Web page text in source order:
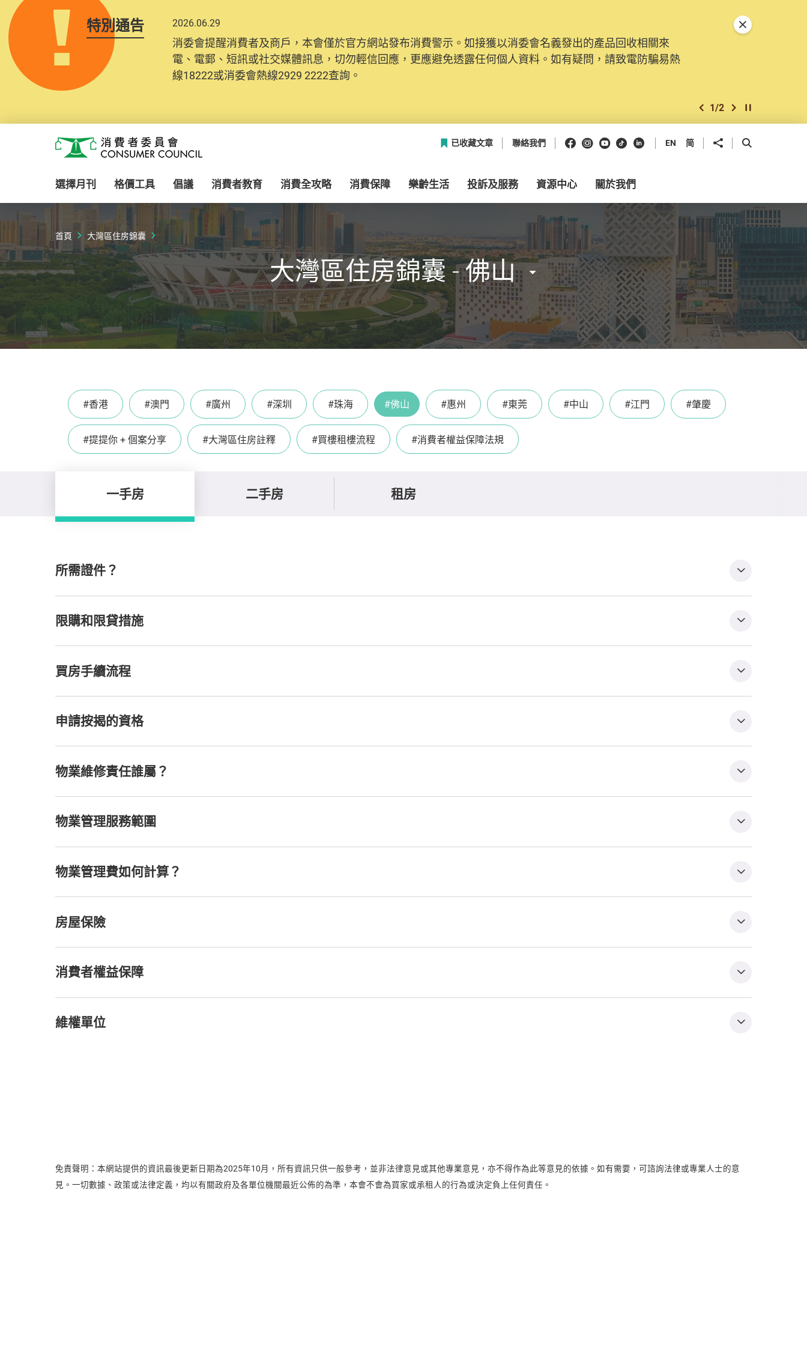
特別通告 2026.06.29
消委會提醒消費者及商戶，本會僅於官方網站發布消費警示。如接獲以消委會名義發出的產品回收相關來
電、電郵、短訊或社交媒體訊息，切勿輕信回應，更應避免透露任何個人資料。如有疑問，請致電防騙易熱
線18222或消委會熱線2929 2222查詢。
上一個
1/2 下一個開始/暫停幻燈
關閉特別通告
消費者委員會
已收藏文章 聯絡我們 Facebook
Instagram
Youtube
抖音領英 EN 简 分享到 開啟搜尋框
選擇月刊 格價工具 倡議 消費者教育 消費全攻略 消費保障 樂齡生活 投訴及服務 資源中心 關於我們
首頁 大灣區住房錦囊
大灣區住房錦囊 - 佛山
#香港 #澳門 #廣州 #深圳 #珠海 #佛山 #惠州 #東莞 #中山 #江門 #肇慶
#提提你 + 個案分享 #大灣區住房註釋 #買樓租樓流程 #消費者權益保障法規
一手房 二手房 租房
所需證件？
限購和限貸措施
買房手續流程
申請按揭的資格
物業維修責任誰屬？
物業管理服務範圍
物業管理費如何計算？
房屋保險
消費者權益保障
維權單位
免責聲明：本網站提供的資訊最後更新日期為2025年10月，所有資訊只供一般參考，並非法律意見或其他專業意見，亦不得作為此等意見的依據。如有需要，可諮詢法律或專業人士的意
見。一切數據、政策或法律定義，均以有關政府及各單位機關最近公佈的為準，本會不會為買家或承租人的行為或決定負上任何責任。